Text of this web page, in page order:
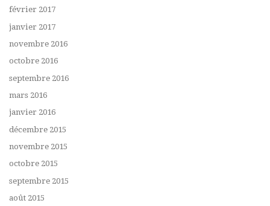
février 2017
janvier 2017
novembre 2016
octobre 2016
septembre 2016
mars 2016
janvier 2016
décembre 2015
novembre 2015
octobre 2015
septembre 2015
août 2015